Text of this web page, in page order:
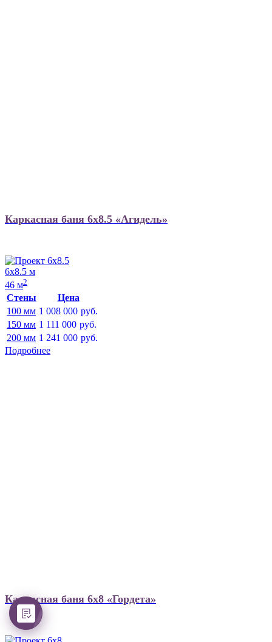
Каркасная баня 6х8.5 «Агидель»
6х8.5 м
46 м2
Стены
Цена
100 мм 1 008 000 руб.
150 мм 1 111 000 руб.
200 мм 1 241 000 руб.
Подробнее
Каркасная баня 6х8 «Гордета»